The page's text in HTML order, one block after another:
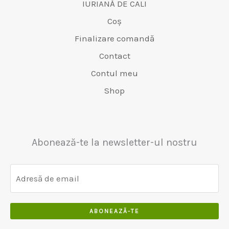
IURIANĂ DE CALI
Coș
Finalizare comandă
Contact
Contul meu
Shop
Abonează-te la newsletter-ul nostru
ABONEAZĂ-TE